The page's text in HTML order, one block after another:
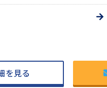
を見る